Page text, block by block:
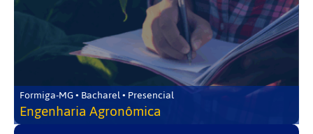
Formiga-MG • Bacharel • Presencial
Engenharia Agronômica